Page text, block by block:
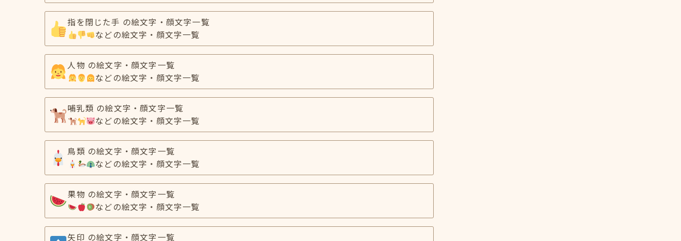
指を閉じた手 の絵文字・顔文字一覧
などの絵文字・顔文字一覧
人物 の絵文字・顔文字一覧
などの絵文字・顔文字一覧
哺乳類 の絵文字・顔文字一覧
などの絵文字・顔文字一覧
鳥類 の絵文字・顔文字一覧
などの絵文字・顔文字一覧
果物 の絵文字・顔文字一覧
などの絵文字・顔文字一覧
矢印 の絵文字・顔文字一覧